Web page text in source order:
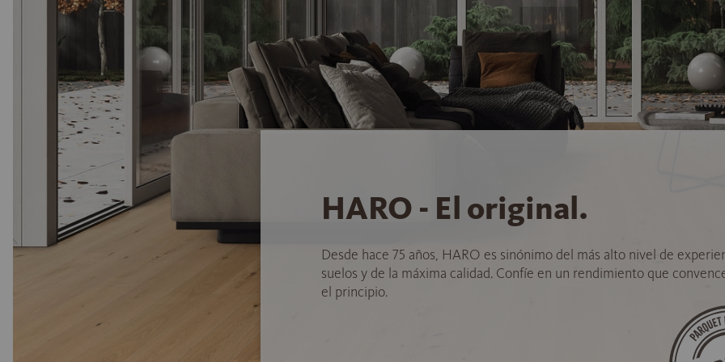
HARO - El original.
Desde hace 75 años, HARO es sinónimo del más alto nivel de
suelos y de la máxima calidad. Confíe en un rendimiento que
el principio.